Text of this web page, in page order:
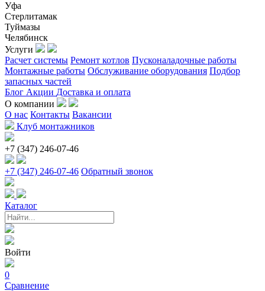
Уфа
Стерлитамак
Туймазы
Челябинск
Услуги
Расчет системы Ремонт котлов Пусконаладочные работы
Монтажные работы Обслуживание оборудования Подбор
запасных частей
Блог Акции Доставка и оплата
О компании
О нас Контакты Вакансии
Клуб монтажников
+7 (347) 246-07-46
+7 (347) 246-07-46 Обратный звонок
Каталог
Войти
0
Сравнение